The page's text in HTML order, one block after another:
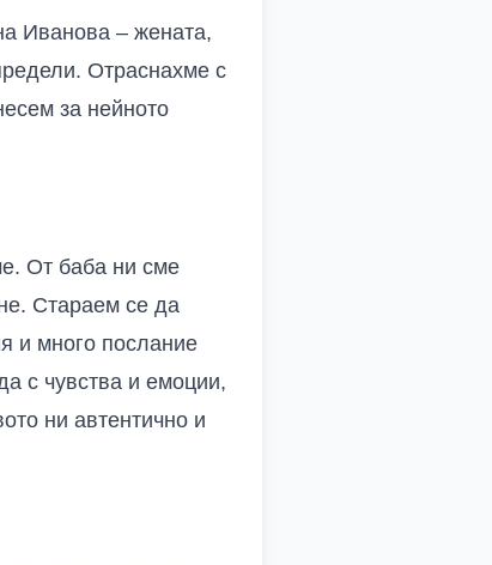
Иванова – жената,
Отраснахме с
за нейното
От баба ни сме
Стараем се да
и много послание
с чувства и емоции,
ни автентично и